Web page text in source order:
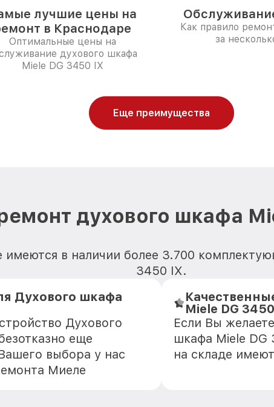
лучшие цены на
в Краснодаре
Оптимальные цены на
духового шкафа
Miele DG 3450 IX
Как правило
за
Еще преимущества
духового шкафа
в наличии более 3.700
3450 IX.
Духового шкафа
Духового
еще
выбора у нас
Миеле
Miele DG
Если Вы
шкафа Miele DG
на складе